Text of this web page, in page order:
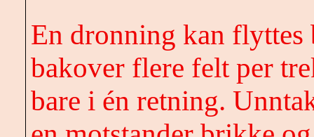
En dronning kan flyttes
bakover flere felt per
bare i én retning.